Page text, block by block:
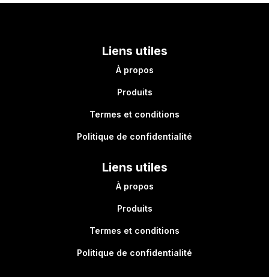
Liens utiles
À propos
Produits
Termes et conditions
Politique de confidentialité
Liens utiles
À propos
Produits
Termes et conditions
Politique de confidentialité